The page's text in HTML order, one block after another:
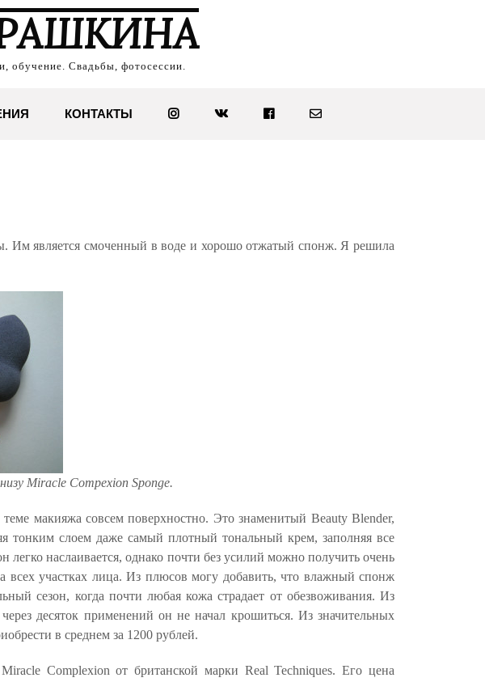
обучение. Свадьбы, фотосессии.
КОНТАКТЫ
Им является смоченный в воде и хорошо отжатый спонж. Я решила
Miracle Compexion Sponge.
макияжа совсем поверхностно. Это знаменитый Beauty Blender,
тонким слоем даже самый плотный тональный крем, заполняя все
наслаивается, однако почти без усилий можно получить очень
всех участках лица. Из плюсов могу добавить, что влажный спонж
сезон, когда почти любая кожа страдает от обезвоживания. Из
десяток применений он не начал крошиться. Из значительных
в среднем за 1200 рублей.
Miracle Complexion от британской марки Real Techniques. Его цена